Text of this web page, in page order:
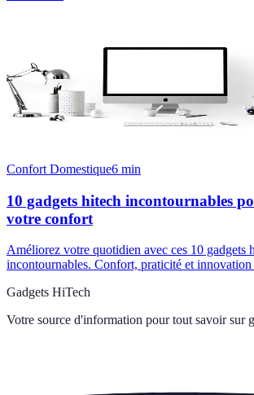
Confort Domestique6 min
10 gadgets hitech incontournables
votre confort
Améliorez votre quotidien avec ces 10 gadgets
incontournables. Confort, praticité et innovation
Gadgets HiTech
Votre source d'information pour tout savoir sur